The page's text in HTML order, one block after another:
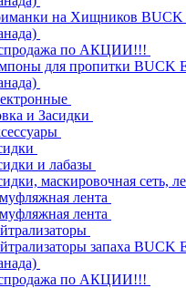
на Хищников BUCK
по АКЦИИ!!!
для пропитки BUCK
и Засидки
и лабазы
маскировочная сеть,
лента
лента
запаха BUCK
по АКЦИИ!!!